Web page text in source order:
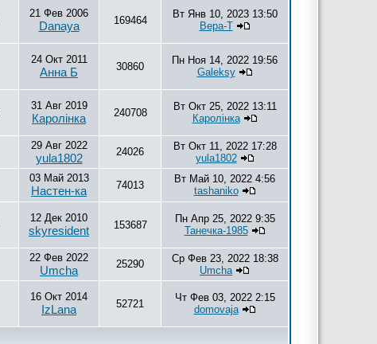
21 Фев 2006
Danaya 169464
Вт Янв 10, 2023 13:50
Вера-Т
24 Окт 2011
Анна Б 30860
Пн Ноя 14, 2022 19:56
Galeksy
31 Авг 2019
Каролiнка 240708
Вт Окт 25, 2022 13:11
Каролiнка
29 Авг 2022
yula1802 24026
Вт Окт 11, 2022 17:28
yula1802
03 Май 2013
Настен-ка 74013
Вт Май 10, 2022 4:56
tashaniko
12 Дек 2010
skyresident 153687
Пн Апр 25, 2022 9:35
Танечка-1985
22 Фев 2022
Umcha 25290
Ср Фев 23, 2022 18:38
Umcha
16 Окт 2014
IzLana 52721
Чт Фев 03, 2022 2:15
domovaja